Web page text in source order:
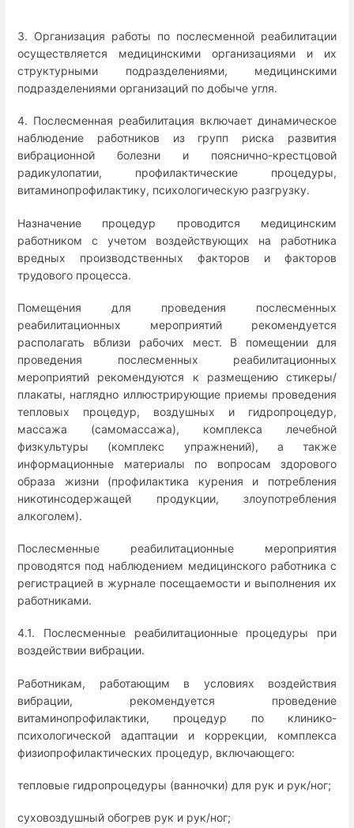
3. Организация работы по послесменной реабилитации
осуществляется медицинскими организациями и их
структурными подразделениями, медицинскими
подразделениями организаций по добыче угля.
4. Послесменная реабилитация включает динамическое
наблюдение работников из групп риска развития
вибрационной болезни и пояснично-крестцовой
радикулопатии, профилактические процедуры,
витаминопрофилактику, психологическую разгрузку.
Назначение процедур проводится медицинским
работником с учетом воздействующих на работника
вредных производственных факторов и факторов
трудового процесса.
Помещения для проведения послесменных
реабилитационных мероприятий рекомендуется
располагать вблизи рабочих мест. В помещении для
проведения послесменных реабилитационных
мероприятий рекомендуются к размещению стикеры/
плакаты, наглядно иллюстрирующие приемы проведения
тепловых процедур, воздушных и гидропроцедур,
массажа (самомассажа), комплекса лечебной
физкультуры (комплекс упражнений), а также
информационные материалы по вопросам здорового
образа жизни (профилактика курения и потребления
никотинсодержащей продукции, злоупотребления
алкоголем).
Послесменные реабилитационные мероприятия
проводятся под наблюдением медицинского работника с
регистрацией в журнале посещаемости и выполнения их
работниками.
4.1. Послесменные реабилитационные процедуры при
воздействии вибрации.
Работникам, работающим в условиях воздействия
вибрации, рекомендуется проведение
витаминопрофилактики, процедур по клинико-
психологической адаптации и коррекции, комплекса
физиопрофилактических процедур, включающего:
тепловые гидропроцедуры (ванночки) для рук и рук/ног;
суховоздушный обогрев рук и рук/ног;